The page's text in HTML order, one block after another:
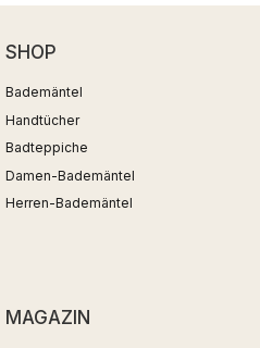
SHOP
Bademäntel
Handtücher
Badteppiche
Damen-Bademäntel
Herren-Bademäntel
MAGAZIN